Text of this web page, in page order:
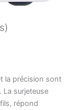
la précision sont
La surjeteuse
répond